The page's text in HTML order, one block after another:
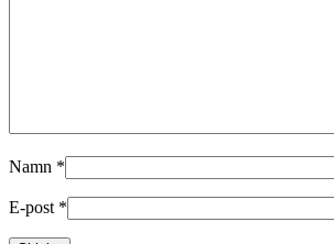
Namn *
E-post *